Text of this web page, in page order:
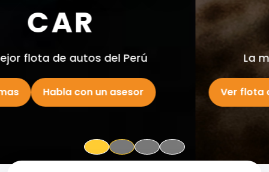
ACAR
La mejor flota de autos del Perú
Ver flota completa Habla con un asesor